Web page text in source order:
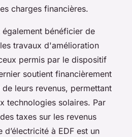
charges financières.
également bénéficier de
travaux d'amélioration
permis par le dispositif
soutient financièrement
leurs revenus, permettant
technologies solaires. Par
taxes sur les revenus
à EDF est un